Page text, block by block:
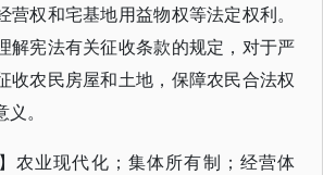
营权和宅基地用益物权等法定权利。
解宪法有关征收条款的规定，对于严
收农民房屋和土地，保障农民合法权
。
】农业现代化；集体所有制；经营体